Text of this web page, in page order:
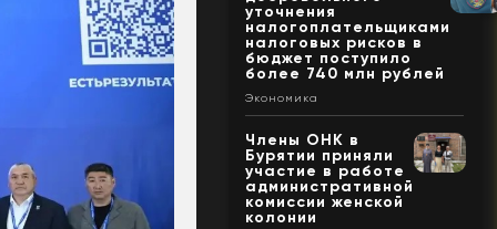
уточнения
налогоплательщиками
налоговых рисков в
бюджет поступило
более 740 млн рублей
Экономика
Члены ОНК в
Бурятии приняли
участие в работе
административной
комиссии женской
колонии